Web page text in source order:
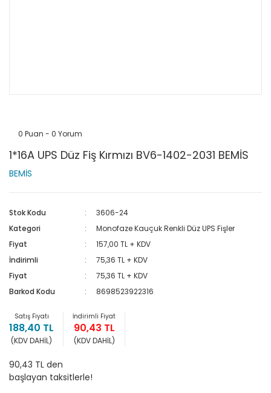
0 Puan - 0 Yorum
1*16A UPS Düz Fiş Kırmızı BV6-1402-2031 BEMİS
BEMİS
Stok Kodu
3606-24
Kategori
Monofaze Kauçuk Renkli Düz UPS Fişler
Fiyat
157,00 TL + KDV
İndirimli
75,36 TL + KDV
Fiyat
75,36 TL + KDV
Barkod Kodu
8698523922316
Satış Fiyatı
188,40 TL
(KDV DAHİL)
İndirimli Fiyat
90,43 TL
(KDV DAHİL)
90,43 TL den
başlayan taksitlerle!